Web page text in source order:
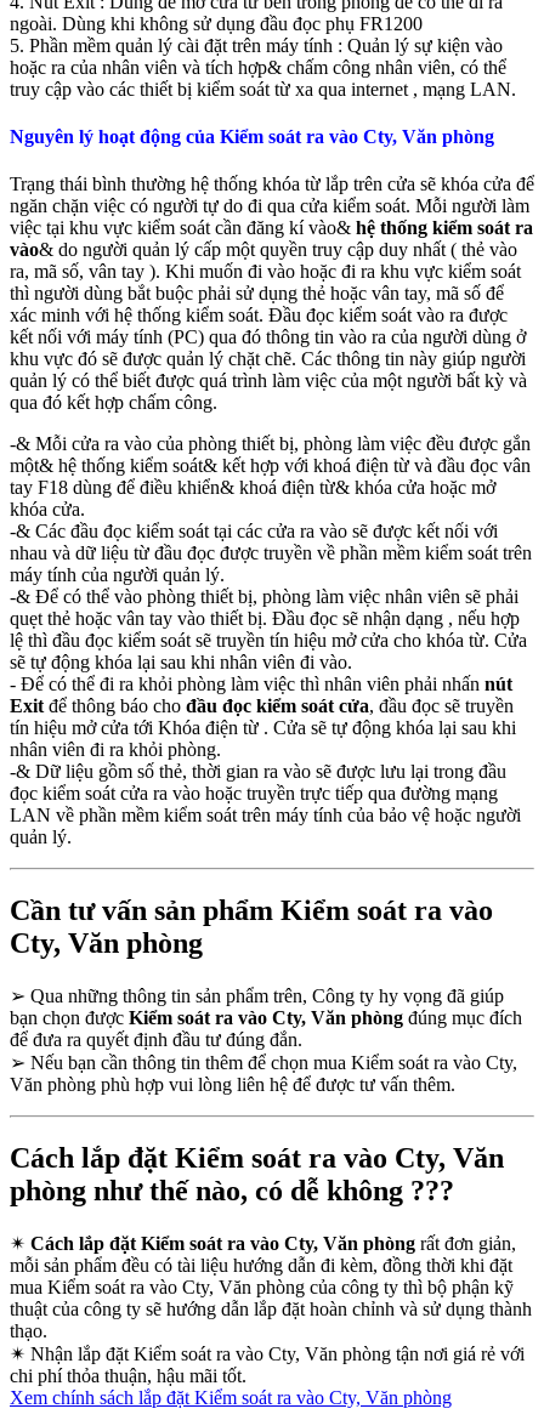
ngoài. Dùng khi không sử dụng đầu đọc phụ FR1200
5. Phần mềm quản lý cài đặt trên máy tính : Quản lý sự kiện vào
hoặc ra của nhân viên và tích hợp& chấm công nhân viên, có thể
truy cập vào các thiết bị kiểm soát từ xa qua internet , mạng LAN.
Nguyên lý hoạt động của Kiểm soát ra vào Cty, Văn phòng
Trạng thái bình thường hệ thống khóa từ lắp trên cửa sẽ khóa cửa để
ngăn chặn việc có người tự do đi qua cửa kiểm soát. Mỗi người làm
việc tại khu vực kiểm soát cần đăng kí vào& hệ thống kiểm soát ra
vào& do người quản lý cấp một quyền truy cập duy nhất ( thẻ vào
ra, mã số, vân tay ). Khi muốn đi vào hoặc đi ra khu vực kiểm soát
thì người dùng bắt buộc phải sử dụng thẻ hoặc vân tay, mã số để
xác minh với hệ thống kiểm soát. Đầu đọc kiểm soát vào ra được
kết nối với máy tính (PC) qua đó thông tin vào ra của người dùng ở
khu vực đó sẽ được quản lý chặt chẽ. Các thông tin này giúp người
quản lý có thể biết được quá trình làm việc của một người bất kỳ và
qua đó kết hợp chấm công.
-& Mỗi cửa ra vào của phòng thiết bị, phòng làm việc đều được gắn
một& hệ thống kiểm soát& kết hợp với khoá điện từ và đầu đọc vân
tay F18 dùng để điều khiển& khoá điện từ& khóa cửa hoặc mở
khóa cửa.
-& Các đầu đọc kiểm soát tại các cửa ra vào sẽ được kết nối với
nhau và dữ liệu từ đầu đọc được truyền về phần mềm kiểm soát trên
máy tính của người quản lý.
-& Để có thể vào phòng thiết bị, phòng làm việc nhân viên sẽ phải
quẹt thẻ hoặc vân tay vào thiết bị. Đầu đọc sẽ nhận dạng , nếu hợp
lệ thì đầu đọc kiểm soát sẽ truyền tín hiệu mở cửa cho khóa từ. Cửa
sẽ tự động khóa lại sau khi nhân viên đi vào.
- Để có thể đi ra khỏi phòng làm việc thì nhân viên phải nhấn nút
Exit để thông báo cho đầu đọc kiểm soát cửa, đầu đọc sẽ truyền
tín hiệu mở cửa tới Khóa điện từ . Cửa sẽ tự động khóa lại sau khi
nhân viên đi ra khỏi phòng.
-& Dữ liệu gồm số thẻ, thời gian ra vào sẽ được lưu lại trong đầu
đọc kiểm soát cửa ra vào hoặc truyền trực tiếp qua đường mạng
LAN về phần mềm kiểm soát trên máy tính của bảo vệ hoặc người
quản lý.
Cần tư vấn sản phẩm Kiểm soát ra vào
Cty, Văn phòng
➢ Qua những thông tin sản phẩm trên, Công ty hy vọng đã giúp
bạn chọn được Kiểm soát ra vào Cty, Văn phòng đúng mục đích
để đưa ra quyết định đầu tư đúng đắn.
➢ Nếu bạn cần thông tin thêm để chọn mua Kiểm soát ra vào Cty,
Văn phòng phù hợp vui lòng liên hệ để được tư vấn thêm.
Cách lắp đặt Kiểm soát ra vào Cty, Văn
phòng như thế nào, có dễ không ???
✴ Cách lắp đặt Kiểm soát ra vào Cty, Văn phòng rất đơn giản,
mỗi sản phẩm đều có tài liệu hướng dẫn đi kèm, đồng thời khi đặt
mua Kiểm soát ra vào Cty, Văn phòng của công ty thì bộ phận kỹ
thuật của công ty sẽ hướng dẫn lắp đặt hoàn chỉnh và sử dụng thành
thạo.
✴ Nhận lắp đặt Kiểm soát ra vào Cty, Văn phòng tận nơi giá rẻ với
chi phí thỏa thuận, hậu mãi tốt.
Xem chính sách lắp đặt Kiểm soát ra vào Cty, Văn phòng